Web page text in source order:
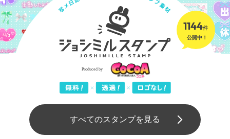
1144件
公開中！
すべてのスタンプを見る